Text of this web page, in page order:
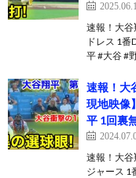
速報！大
ドレス 1
平 #大谷 #
速報！大
現地映像
平 1回裏
速報！大
ジャース 1